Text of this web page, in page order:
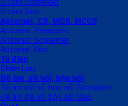
Ổ cắm Schneider
Ổ cắm Sino
Aptomat, CB, MCB, MCCB
Aptomat Panasonic
Aptomat Schneider
Aptomat Sino
Tủ điện
Chấn Lưu
Đế âm, đế nổi, hộp nổi
Đế âm đế nổi hộp nổi Schneider
Đế âm đế nổi hộp nổi Sino